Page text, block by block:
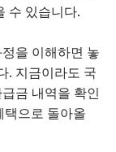
수 있습니다.
을 이해하면 놓
. 지금이라도 국
금 내역을 확인
택으로 돌아올